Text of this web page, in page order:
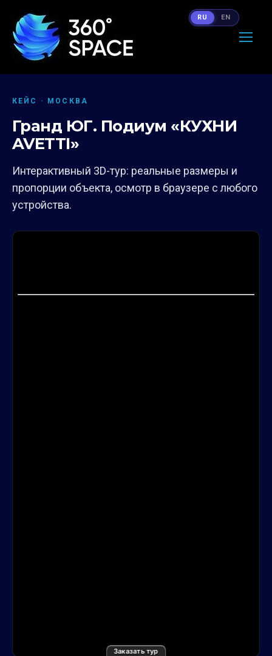
КЕЙС · МОСКВА
Гранд ЮГ. Подиум «КУХНИ
AVETTI»
Интерактивный 3D-тур: реальные размеры и
пропорции объекта, осмотр в браузере с любого
устройства.
Заказать тур
RU EN